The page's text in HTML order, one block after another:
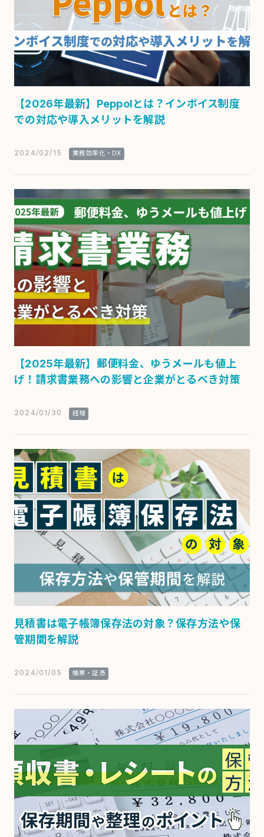
【2026年最新】Peppolとは？インボイス制度
での対応や導入メリットを解説
2024/02/15 業務効率化・DX
【2025年最新】郵便料金、ゆうメールも値上
げ！請求書業務への影響と企業がとるべき対策
2024/01/30 経理
見積書は電子帳簿保存法の対象？保存方法や保
管期間を解説
2024/01/05 帳票・証憑